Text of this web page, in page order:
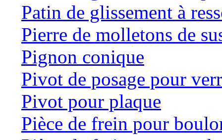
Patin de glissement à
Pierre de molletons de
Pignon conique
Pivot de posage pour
Pivot pour plaque
Pièce de frein pour